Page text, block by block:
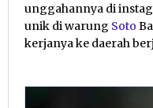
unggahannya di
unik di warung Soto
kerjanya ke daerah